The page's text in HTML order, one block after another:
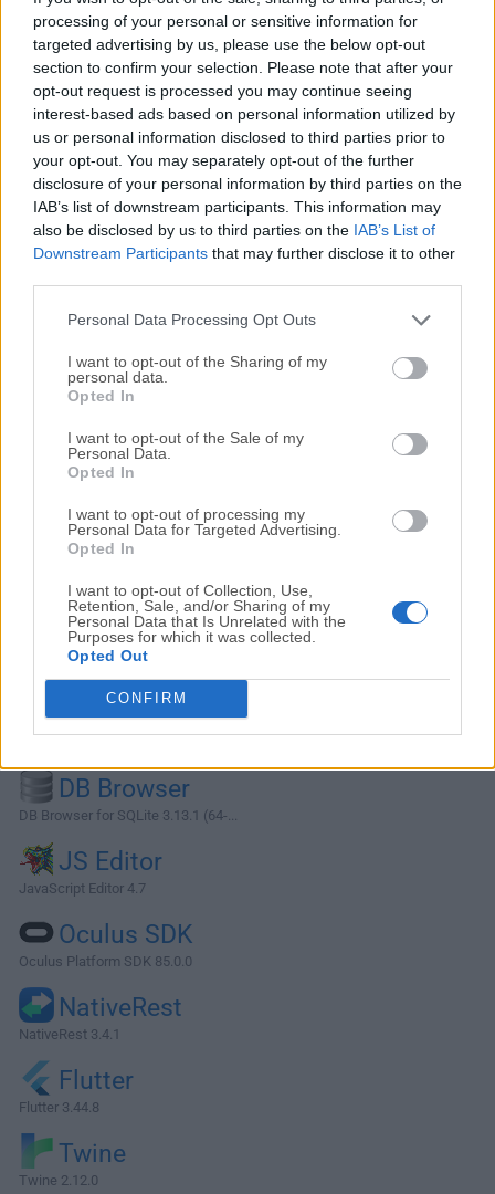
processing of your personal or sensitive information for
targeted advertising by us, please use the below opt-out
section to confirm your selection. Please note that after your
opt-out request is processed you may continue seeing
interest-based ads based on personal information utilized by
us or personal information disclosed to third parties prior to
your opt-out. You may separately opt-out of the further
disclosure of your personal information by third parties on the
IAB’s list of downstream participants. This information may
also be disclosed by us to third parties on the IAB’s List of
Downstream Participants that may further disclose it to other
Personal Data Processing Opt Outs
I want to opt-out of the Sharing of my
personal data.
Opted In
I want to opt-out of the Sale of my
Personal Data.
Opted In
I want to opt-out of processing my
Personal Data for Targeted Advertising.
Opted In
I want to opt-out of Collection, Use,
Retention, Sale, and/or Sharing of my
Personal Data that Is Unrelated with the
Purposes for which it was collected.
Opted Out
CONFIRM
Notepad plus plus es un editor de código fuente gratuito y
un reemplazo de aplicación que soporta varios lenguajes.
Se ejecuta en el entorno MS Windows, su uso se rige por la
Licencia GPL. ¡La herramienta de desarrollo más popular
para tu PC con Windows!Basado en un potente
componente de edición Scintilla, Notepad++ 32bit está
escrito en C++ y utiliza la API Win32 pura y STL, lo que
garantiza una mayor velocidad de ejecución y un tamaño
de programa más pequeño. Al optimizar tantas rutinas
como sea posible sin perder la facilidad de uso, Notepad
Plus Plus está tratando de reducir las emisiones de dióxido
de carbono del mundo. Al usar menos energía de la...
Alternativas y Software Similar
DB Browser
DB Browser for SQLite 3.13.1 (64-...
JS Editor
JavaScript Editor 4.7
Oculus SDK
Oculus Platform SDK 85.0.0
NativeRest
NativeRest 3.4.1
Flutter
Flutter 3.44.8
Twine
Twine 2.12.0